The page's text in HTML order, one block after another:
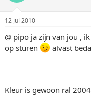
12 jul 2010
@ pipo ja zijn van jou ,
op sturen
alvast
Kleur is gewoon ral